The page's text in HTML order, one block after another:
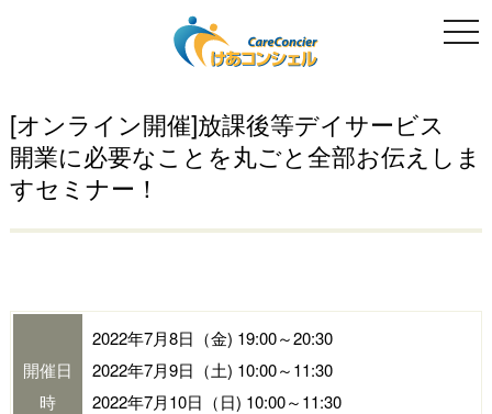
[オンライン開催]放課後等デイサービス
開業に必要なことを丸ごと全部お伝えしま
すセミナー！
開催日
時
2022年7月8日（金) 19:00～20:30
2022年7月9日（土) 10:00～11:30
2022年7月10日（日) 10:00～11:30